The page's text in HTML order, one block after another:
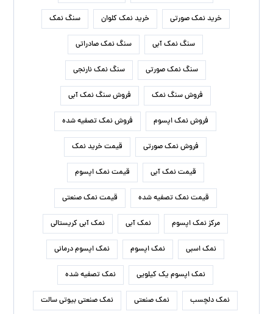
خرید نمک صورتی خرید نمک کلوان سنگ نمک
سنگ نمک آبی سنگ نمک صادراتی
سنگ نمک صورتی سنگ نمک نارنجی
فروش سنگ نمک فروش سنگ نمک آبی
فروش نمک اپسوم فروش نمک تصفیه شده
فروش نمک صورتی قیمت خرید نمک
قیمت نمک آبی قیمت نمک اپسوم
قیمت نمک تصفیه شده قیمت نمک صنعتی
مرکز نمک اپسوم نمک آبی نمک آبی کریستالی
نمک اسبی نمک اپسوم نمک اپسوم درمانی
نمک اپسوم یک کیلویی نمک تصفیه شده
نمک دلچسب نمک صنعتی نمک صنعتی بیوتی سالت